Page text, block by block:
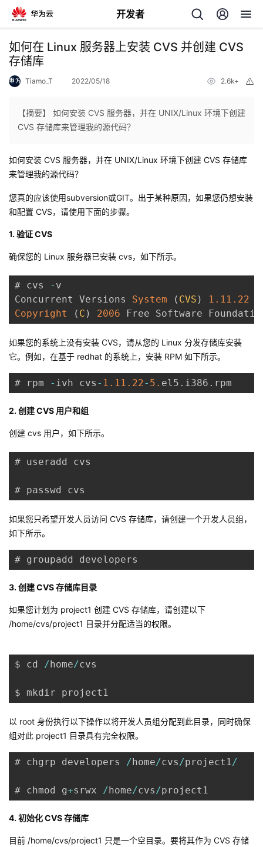
开发者
返
回
人
主
页
我
的
开
发
者
我
的
我
子
直
的
我
注
开
发
学
堂
课
的
我
的
Programs
我
的
持
我
术
支
持
云
声
建
议
如何在 Linux 服务器上安装 CVS 并创建 CVS
存储库
Tiamo_T 2022/05/18 2.6k+
【摘要】 如何安装 CVS 服务器，并在 UNIX/Linux 环境下创建
CVS 存储库来管理我的源代码？
如何安装 CVS 服务器，并在 UNIX/Linux 环境下创建 CVS 存储库
来管理我的源代码？
您真的应该使用subversion或GIT。出于某种原因，如果您仍想安装
和配置 CVS，请使用下面的步骤。
1. 验证 CVS
确保您的 Linux 服务器已安装 cvs，如下所示。
# cvs - v
Concurrent Versions System ( CVS ) 1.11 .22
Copyright
( C ) 2006 Free Software
如果您的系统上没有安装 CVS，请从您的 Linux 分发存储库安装
它。例如，在基于 redhat 的系统上，安装 RPM 如下所示。
# rpm - ivh cvs - 1.11 .22- 5. el5 . i386 . rpm
2. 创建 CVS 用户和组
创建 cvs 用户，如下所示。
# useradd cvs
# passwd cvs
如果您只希望开发人员访问 CVS 存储库，请创建一个开发人员组，
如下所示。
# groupadd developers
3. 创建 CVS 存储库目录
如果您计划为 project1 创建 CVS 存储库，请创建以下
/home/cvs/project1 目录并分配适当的权限。
$ cd /home/cvs
$ mkdir project1
以 root 身份执行以下操作以将开发人员组分配到此目录，同时确保
组对此 project1 目录具有完全权限。
# chgrp developers /home/cvs/project1/
# chmod g+srwx /home/cvs/project1
4. 初始化 CVS 存储库
目前 /home/cvs/project1 只是一个空目录。要将其作为 CVS 存储